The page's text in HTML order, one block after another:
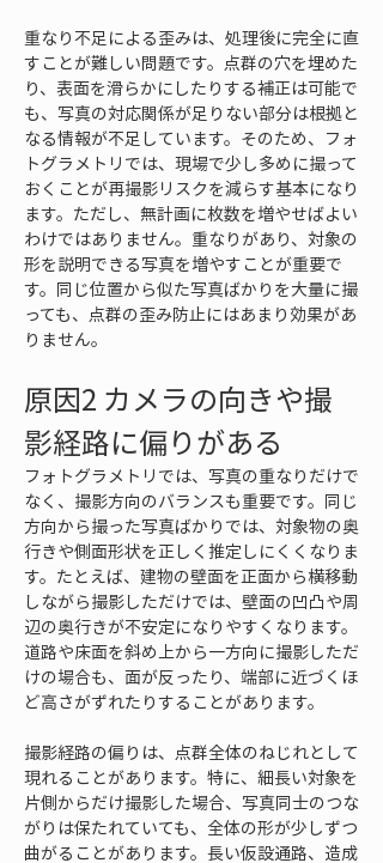
重なり不足による歪みは、処理後に完全に直
すことが難しい問題です。点群の穴を埋めた
り、表面を滑らかにしたりする補正は可能で
も、写真の対応関係が足りない部分は根拠と
なる情報が不足しています。そのため、フォ
トグラメトリでは、現場で少し多めに撮って
おくことが再撮影リスクを減らす基本になり
ます。ただし、無計画に枚数を増やせばよい
わけではありません。重なりがあり、対象の
形を説明できる写真を増やすことが重要で
す。同じ位置から似た写真ばかりを大量に撮
っても、点群の歪み防止にはあまり効果があ
りません。
原因2 カメラの向きや撮
影経路に偏りがある
フォトグラメトリでは、写真の重なりだけで
なく、撮影方向のバランスも重要です。同じ
方向から撮った写真ばかりでは、対象物の奥
行きや側面形状を正しく推定しにくくなりま
す。たとえば、建物の壁面を正面から横移動
しながら撮影しただけでは、壁面の凹凸や周
辺の奥行きが不安定になりやすくなります。
道路や床面を斜め上から一方向に撮影しただ
けの場合も、面が反ったり、端部に近づくほ
ど高さがずれたりすることがあります。
撮影経路の偏りは、点群全体のねじれとして
現れることがあります。特に、細長い対象を
片側からだけ撮影した場合、写真同士のつな
がりは保たれていても、全体の形が少しずつ
曲がることがあります。長い仮設通路、造成